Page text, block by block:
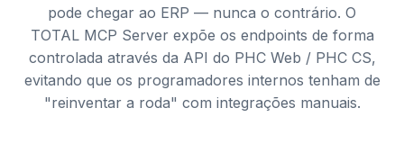
pode chegar ao ERP — nunca o contrário. O
TOTAL MCP Server expõe os endpoints de forma
controlada através da API do PHC Web / PHC CS,
evitando que os programadores internos tenham de
"reinventar a roda" com integrações manuais.